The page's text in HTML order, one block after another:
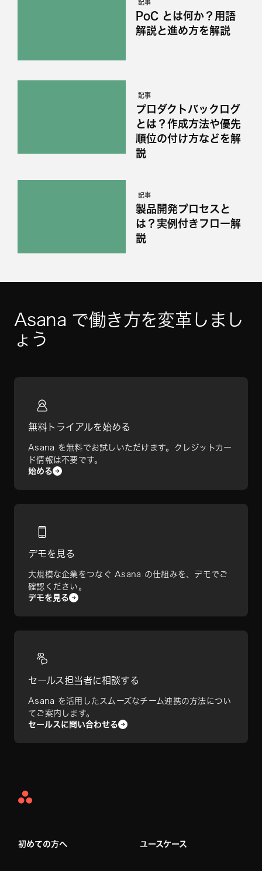
記事
PoC とは何か？用語
解説と進め方を解説
記事
プロダクトバックログ
とは？作成方法や優先
順位の付け方などを解
説
記事
製品開発プロセスと
は？実例付きフロー解
説
Asana で働き方を変革しまし
ょう
無料トライアルを始める
Asana を無料でお試しいただけます。クレジットカー
ド情報は不要です。
始める
デモを見る
大規模な企業をつなぐ Asana の仕組みを、デモでご
確認ください。
デモを見る
セールス担当者に相談する
Asana を活用したスムーズなチーム連携の方法につい
てご案内します。
セールスに問い合わせる
Asana
初めての方へ ユースケース